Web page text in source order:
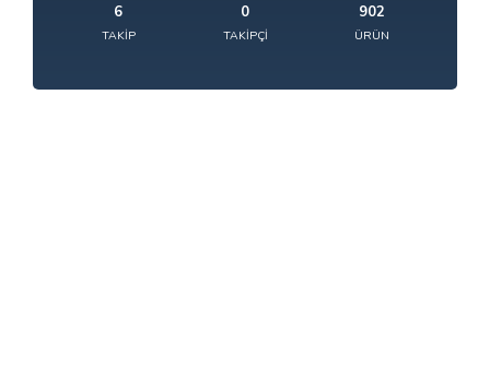
6
TAKIP
0
TAKIPÇI
902
ÜRÜN